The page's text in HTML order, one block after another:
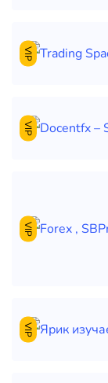
VIP
VIP
VIP
VIP